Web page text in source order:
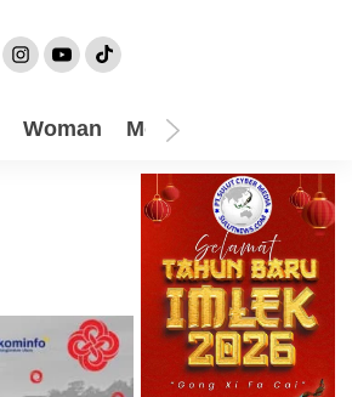
Woman Mom